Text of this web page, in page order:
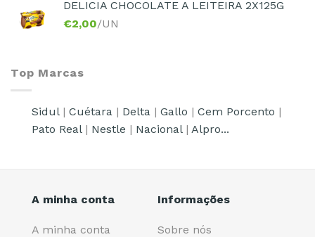
DELICIA CHOCOLATE A LEITEIRA 2X125G
€2,00/UN
Top Marcas
Sidul| Cuétara | Delta | Gallo | Cem Porcento |
Pato Real| Nestle | Nacional| Alpro...
A minha conta
A minha conta
Informações
Sobre nós